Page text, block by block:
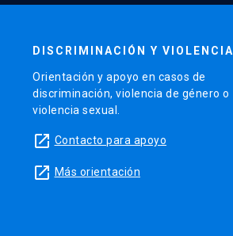
DISCRIMINACIÓN Y VIOLENCIA
Orientación y apoyo en casos de
discriminación, violencia de género o
violencia sexual.
launch Contacto para apoyo
launch Más orientación